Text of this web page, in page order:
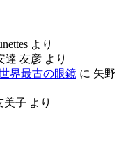
より
達 友彦 より
界最古の眼鏡 に 矢野
美子 より